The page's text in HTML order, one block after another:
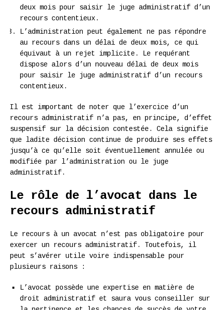
deux mois pour saisir le juge administratif d’un
recours contentieux.
L’administration peut également ne pas répondre
au recours dans un délai de deux mois, ce qui
équivaut à un rejet implicite. Le requérant
dispose alors d’un nouveau délai de deux mois
pour saisir le juge administratif d’un recours
contentieux.
Il est important de noter que l’exercice d’un
recours administratif n’a pas, en principe, d’effet
suspensif sur la décision contestée. Cela signifie
que ladite décision continue de produire ses effets
jusqu’à ce qu’elle soit éventuellement annulée ou
modifiée par l’administration ou le juge
administratif.
Le rôle de l’avocat dans le
recours administratif
Le recours à un avocat n’est pas obligatoire pour
exercer un recours administratif. Toutefois, il
peut s’avérer utile voire indispensable pour
plusieurs raisons :
L’avocat possède une expertise en matière de
droit administratif et saura vous conseiller sur